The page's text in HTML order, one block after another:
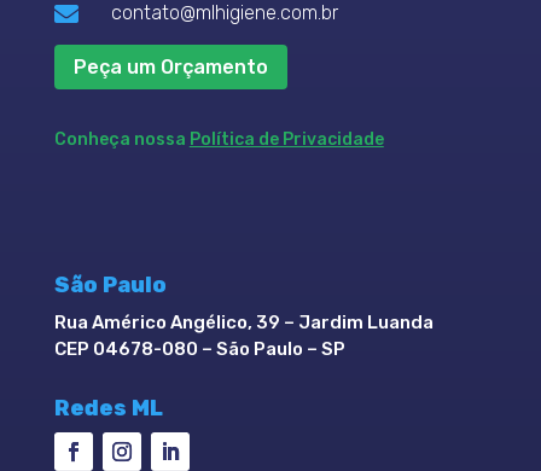
 contato@mlhigiene.com.br
Peça um Orçamento
Conheça nossa Política de Privacidade
São Paulo
Rua Américo Angélico, 39 – Jardim Luanda
CEP 04678-080 – São Paulo – SP
Redes ML